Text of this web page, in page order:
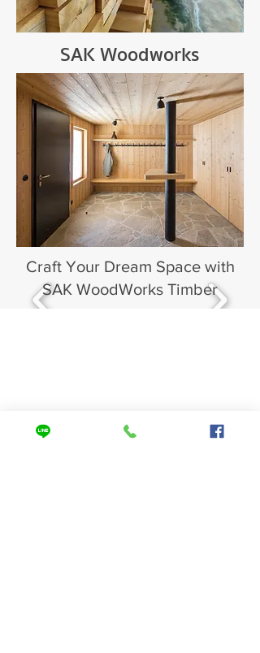
SAK Woodworks
Premium Russian
Pine Experts
สำหรับธุรกิจ/ผู้รับเหมา/สั่งซื้อจำนวนมาก
สำหรับลูกค้าทั่วไป/D.I.Y.
Our Partners
Craft Your Dream Space with
SAK WoodWorks Timber